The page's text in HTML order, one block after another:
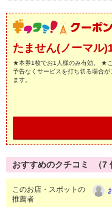
たません(ノーマ
★本券1枚でお1人様のみ有効。 ★
予告なくサービスを打ち切る場合
ます。
おすすめのクチコミ （7
このお店・スポットの
推薦者